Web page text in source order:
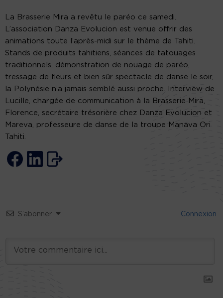
La Brasserie Mira a revêtu le paréo ce samedi.
L’association Danza Evolucion est venue offrir des
animations toute l’après-midi sur le thème de Tahiti.
Stands de produits tahitiens, séances de tatouages
traditionnels, démonstration de nouage de paréo,
tressage de fleurs et bien sûr spectacle de danse le soir,
la Polynésie n’a jamais semblé aussi proche. Interview de
Lucille, chargée de communication à la Brasserie Mira,
Florence, secrétaire trésorière chez Danza Evolucion et
Mareva, professeure de danse de la troupe Manava Ori
Tahiti.
S’abonner Connexion